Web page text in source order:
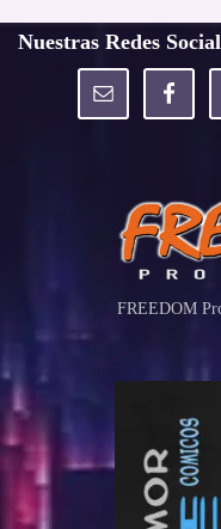
Nuestras Redes
FREEDOM